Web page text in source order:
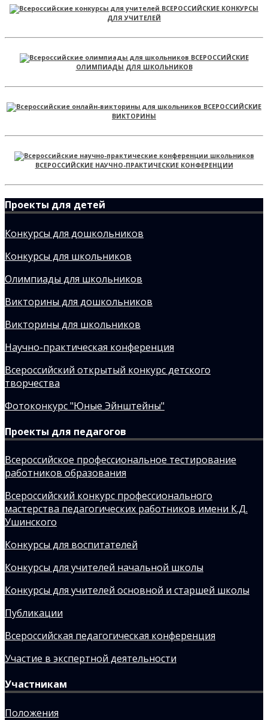
ВСЕРОССИЙСКИЕ КОНКУРСЫ
ДЛЯ УЧИТЕЛЕЙ
ВСЕРОССИЙСКИЕ
ОЛИМПИАДЫ ДЛЯ ШКОЛЬНИКОВ
ВСЕРОССИЙСКИЕ
ВИКТОРИНЫ
ВСЕРОССИЙСКИЕ НАУЧНО-ПРАКТИЧЕСКИЕ КОНФЕРЕНЦИИ
Проекты для детей
Конкурсы для дошкольников
Конкурсы для школьников
Олимпиады для школьников
Викторины для дошкольников
Викторины для школьников
Научно-практическая конференция
Всероссийский открытый конкурс детского
творчества
Фотоконкурс "Юные Эйнштейны"
Проекты для педагогов
Всероссийское профессиональное тестирование
работников образования
Всероссийский конкурс профессионального
мастерства педагогических работников имени К.Д.
Ушинского
Конкурсы для воспитателей
Конкурсы для учителей начальной школы
Конкурсы для учителей основной и старшей школы
Публикации
Всероссийская педагогическая конференция
Участие в экспертной деятельности
Участникам
Положения